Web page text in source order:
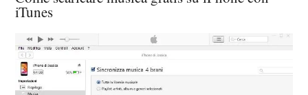
iTunes